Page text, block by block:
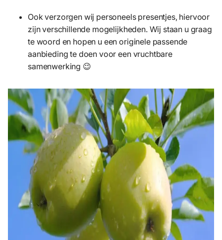
Ook verzorgen wij personeels presentjes, hiervoor
zijn verschillende mogelijkheden. Wij staan u graag
te woord en hopen u een originele passende
aanbieding te doen voor een vruchtbare
samenwerking 😉